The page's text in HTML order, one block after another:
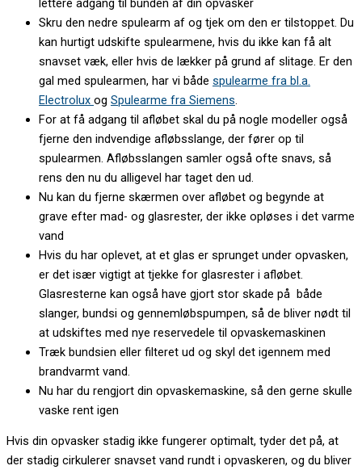
lettere adgang til bunden af din opvasker
Skru den nedre spulearm af og tjek om den er tilstoppet. Du
kan hurtigt udskifte spulearmene, hvis du ikke kan få alt
snavset væk, eller hvis de lækker på grund af slitage. Er den
gal med spulearmen, har vi både spulearme fra bl.a.
Electrolux og Spulearme fra Siemens.
For at få adgang til afløbet skal du på nogle modeller også
fjerne den indvendige afløbsslange, der fører op til
spulearmen. Afløbsslangen samler også ofte snavs, så
rens den nu du alligevel har taget den ud.
Nu kan du fjerne skærmen over afløbet og begynde at
grave efter mad- og glasrester, der ikke opløses i det varme
vand
Hvis du har oplevet, at et glas er sprunget under opvasken,
er det især vigtigt at tjekke for glasrester i afløbet.
Glasresterne kan også have gjort stor skade på både
slanger, bundsi og gennemløbspumpen, så de bliver nødt til
at udskiftes med nye reservedele til opvaskemaskinen
Træk bundsien eller filteret ud og skyl det igennem med
brandvarmt vand.
Nu har du rengjort din opvaskemaskine, så den gerne skulle
vaske rent igen
Hvis din opvasker stadig ikke fungerer optimalt, tyder det på, at
der stadig cirkulerer snavset vand rundt i opvaskeren, og du bliver